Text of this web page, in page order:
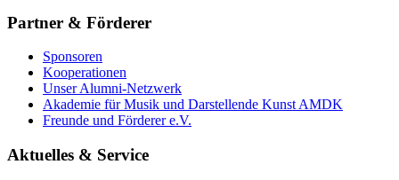
Partner & Förderer
Sponsoren
Kooperationen
Unser Alumni-Netzwerk
Akademie für Musik und Darstellende Kunst AMDK
Freunde und Förderer e.V.
Aktuelles & Service